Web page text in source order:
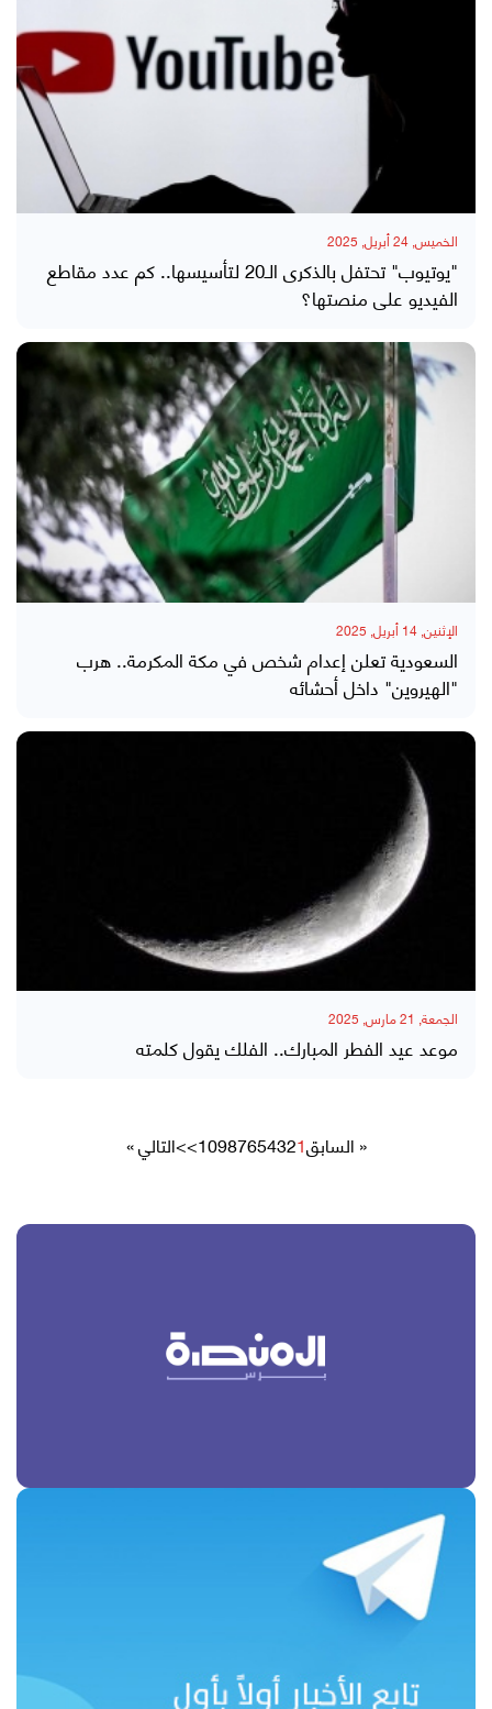
الخميس, 24 أبريل, 2025
"يوتيوب" تحتفل بالذكرى الـ20 لتأسيسها.. كم عدد مقاطع
الفيديو على منصتها؟
الإثنين, 14 أبريل, 2025
السعودية تعلن إعدام شخص في مكة المكرمة.. هرب
"الهيروين" داخل أحشائه
الجمعة, 21 مارس, 2025
موعد عيد الفطر المبارك.. الفلك يقول كلمته
« السابق1
2
3
4
5
6
7
8
9
10
>>التالي »